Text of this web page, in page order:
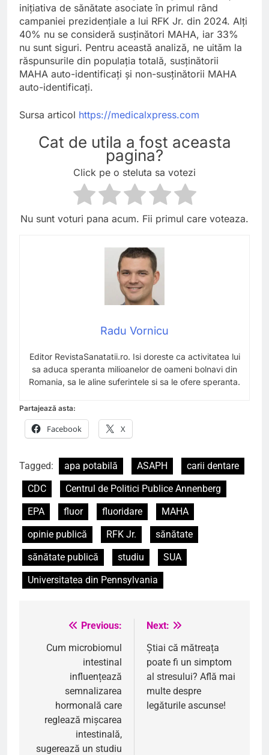
inițiativa de sănătate asociate în primul rând
campaniei prezidențiale a lui RFK Jr. din 2024. Alți
40% nu se consideră susținători MAHA, iar 33%
nu sunt siguri. Pentru această analiză, ne uităm la
răspunsurile din populația totală, susținătorii
MAHA auto-identificați și non-susținătorii MAHA
auto-identificați.
Sursa articol https://medicalxpress.com
Cat de utila a fost aceasta
pagina?
Click pe o steluta sa votezi
Nu sunt voturi pana acum. Fii primul care voteaza.
Radu Vornicu
Editor RevistaSanatatii.ro. Isi doreste ca activitatea lui
sa aduca speranta milioanelor de oameni bolnavi din
Romania, sa le aline suferintele si sa le ofere speranta.
Partajează asta:
Facebook X
Tagged: apa potabilă ASAPH
carii dentare
CDC
Centrul de Politici Publice Annenberg
EPA
fluor fluoridare
MAHA
opinie publică
RFK Jr.
sănătate
sănătate publică
studiu
SUA
Universitatea din Pennsylvania
Navigare
articole
Previous:
Cum microbiomul
intestinal
influențează
semnalizarea
hormonală care
reglează mișcarea
intestinală,
sugerează un studiu
Next:
Știai că mătreața
poate fi un simptom
al stresului? Află mai
multe despre
legăturile ascunse!